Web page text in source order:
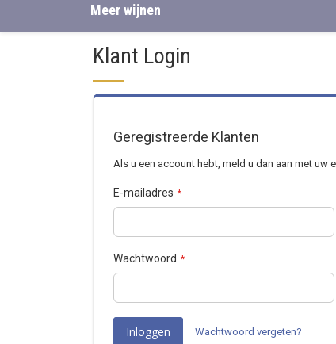
Meer wijnen
Klant Login
Geregistreerde Klanten
Als u een account hebt, meld u dan aan met uw
E-mailadres
Wachtwoord
Inloggen Wachtwoord vergeten?